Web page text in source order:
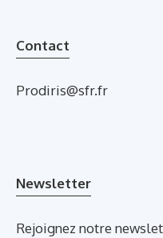
Contact
Prodiris@sfr.fr
Newsletter
Rejoignez notre